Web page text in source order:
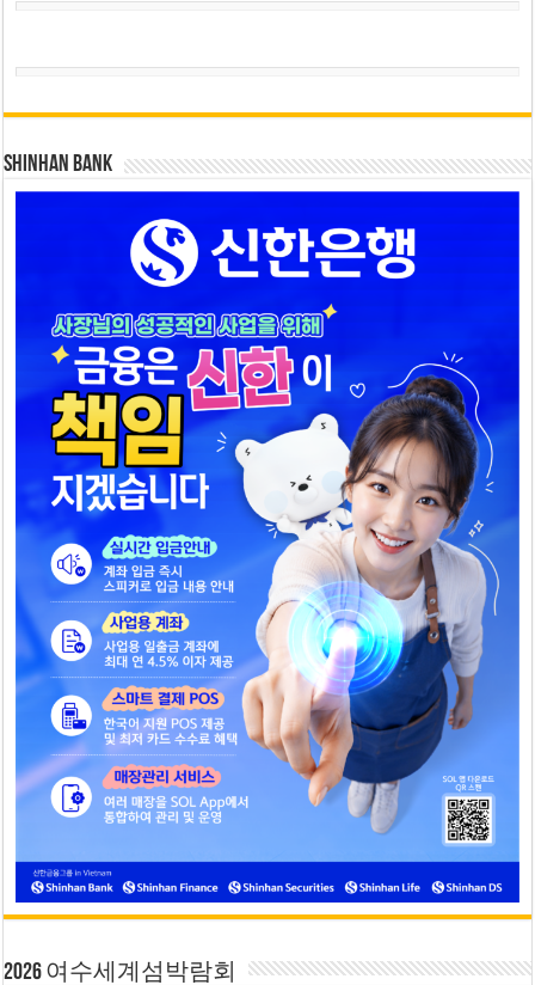
SHINHAN BANK
2026 여수세계섬박람회